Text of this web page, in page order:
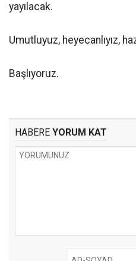
yayılacak.
Umutluyuz, heyecanlıyız,
Başlıyoruz.
HABERE YORUM KAT